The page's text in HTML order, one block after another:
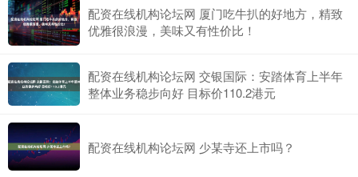
配资在线机构论坛网 厦门吃牛扒的好地方，精致
优雅很浪漫，美味又有性价比！
配资在线机构论坛网 交银国际：安踏体育上半年
整体业务稳步向好 目标价110.2港元
配资在线机构论坛网 少某寺还上市吗？